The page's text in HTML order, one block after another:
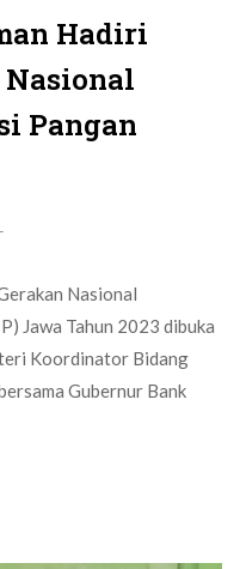
Hadiri
Nasional
Pangan
Nasional
Jawa Tahun 2023 dibuka
Koordinator Bidang
Gubernur Bank